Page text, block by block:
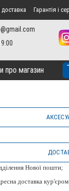
доставка Гарантія і
про магазин
Нової пошти;
доставка